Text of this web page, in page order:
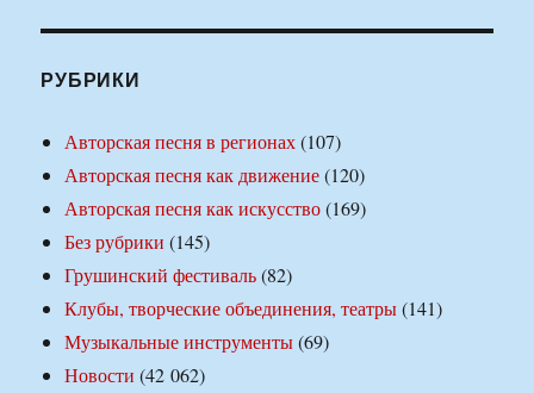
РУБРИКИ
Авторская песня в регионах(107)
Авторская песня как движение(120)
Авторская песня как искусство(169)
Без рубрики (145)
Грушинский фестиваль(82)
Клубы, творческие объединения, театры(141)
Музыкальные инструменты(69)
Новости (42 062)